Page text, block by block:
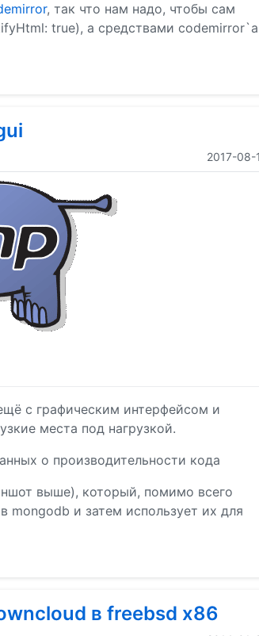
, так что нам надо, чтобы сам
true), а средствами codemirror`а
2017-08-
с графическим интерфейсом и
места под нагрузкой.
о производительности кода
выше), который, помимо всего
mongodb и затем использует их для
в freebsd x86